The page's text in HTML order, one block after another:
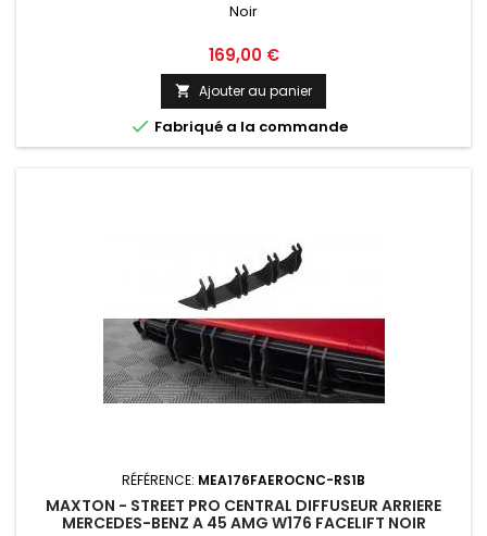
Noir
Prix
169,00 €
 Ajouter au panier
 Fabriqué a la commande
RÉFÉRENCE: MEA176FAEROCNC-RS1B
MAXTON - STREET PRO CENTRAL DIFFUSEUR ARRIERE
MERCEDES-BENZ A 45 AMG W176 FACELIFT NOIR